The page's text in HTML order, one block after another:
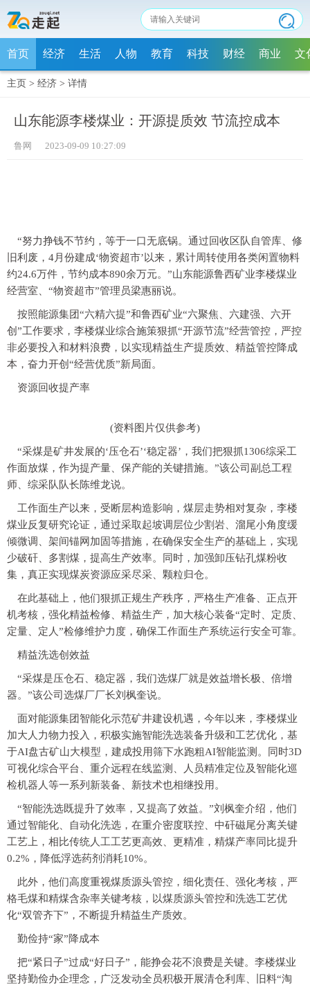
首页 经济 生活 人物 教育 科技 财经 商业 文
主页 > 经济 > 详情
山东能源李楼煤业：开源提质效 节流控成本
鲁网 2023-09-09 10:27:09
“努力挣钱不节约，等于一口无底锅。通过回收区队自管库、修
旧利废，4月份建成‘物资超市’以来，累计周转使用各类闲置物料
约24.6万件，节约成本890余万元。”山东能源鲁西矿业李楼煤业
经营室、“物资超市”管理员梁惠丽说。
按照能源集团“六精六提”和鲁西矿业“六聚焦、六建强、六开
创”工作要求，李楼煤业综合施策狠抓“开源节流”经营管控，严控
非必要投入和材料浪费，以实现精益生产提质效、精益管控降成
本，奋力开创“经营优质”新局面。
资源回收提产率
(资料图片仅供参考)
“采煤是矿井发展的‘压仓石’‘稳定器’，我们把狠抓1306综采工
作面放煤，作为提产量、保产能的关键措施。”该公司副总工程
师、综采队队长陈维龙说。
工作面生产以来，受断层构造影响，煤层走势相对复杂，李楼
煤业反复研究论证，通过采取起坡调层位少割岩、溜尾小角度缓
倾微调、架间锚网加固等措施，在确保安全生产的基础上，实现
少破矸、多割煤，提高生产效率。同时，加强卸压钻孔煤粉收
集，真正实现煤炭资源应采尽采、颗粒归仓。
在此基础上，他们狠抓正规生产秩序，严格生产准备、正点开
机考核，强化精益检修、精益生产，加大核心装备“定时、定质、
定量、定人”检修维护力度，确保工作面生产系统运行安全可靠。
精益洗选创效益
“采煤是压仓石、稳定器，我们选煤厂就是效益增长极、倍增
器。”该公司选煤厂厂长刘枫奎说。
面对能源集团智能化示范矿井建设机遇，今年以来，李楼煤业
加大人力物力投入，积极实施智能洗选装备升级和工艺优化，基
于AI盘古矿山大模型，建成投用筛下水跑粗AI智能监测。同时3D
可视化综合平台、重介远程在线监测、人员精准定位及智能化巡
检机器人等一系列新装备、新技术也相继投用。
“智能洗选既提升了效率，又提高了效益。”刘枫奎介绍，他们
通过智能化、自动化洗选，在重介密度联控、中矸磁尾分离关键
工艺上，相比传统人工工艺更高效、更精准，精煤产率同比提升
0.2%，降低浮选药剂消耗10%。
此外，他们高度重视煤质源头管控，细化责任、强化考核，严
格毛煤和精煤含杂率关键考核，以煤质源头管控和洗选工艺优
化“双管齐下”，不断提升精益生产质效。
勤俭持“家”降成本
把“紧日子”过成“好日子”，能挣会花不浪费是关键。李楼煤业
坚持勤俭办企理念，广泛发动全员积极开展清仓利库、旧料“淘